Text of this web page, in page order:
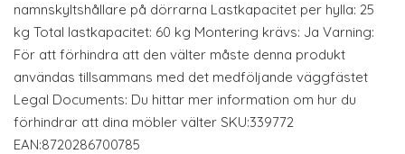
namnskyltshållare på dörrarna Lastkapacitet per hylla: 25
kg Total lastkapacitet: 60 kg Montering krävs: Ja Varning:
För att förhindra att den välter måste denna produkt
användas tillsammans med det medföljande väggfästet
Legal Documents: Du hittar mer information om hur du
förhindrar att dina möbler välter SKU:339772
EAN:8720286700785